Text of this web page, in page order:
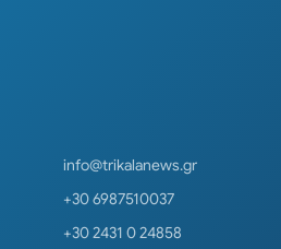
info@trikalanews.gr
+30 6987510037
+30 2431 0 24858